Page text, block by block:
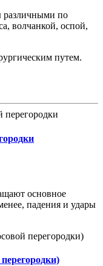
различными по
волчанкой, оспой,
путем.
основное
падения и удары